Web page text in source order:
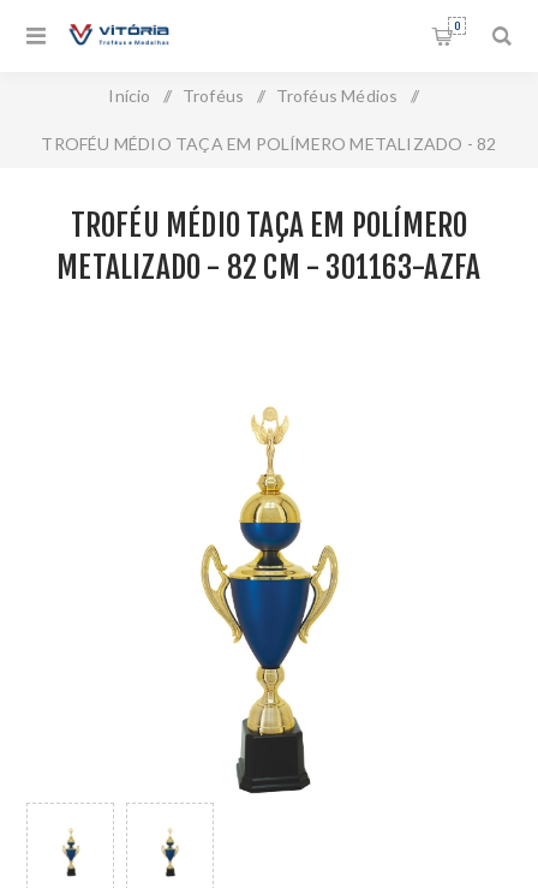
0
Início / Troféus / Troféus Médios /
TROFÉU MÉDIO TAÇA EM POLÍMERO METALIZADO - 82
TROFÉU MÉDIO TAÇA EM POLÍMERO
METALIZADO - 82 CM - 301163-AZFA